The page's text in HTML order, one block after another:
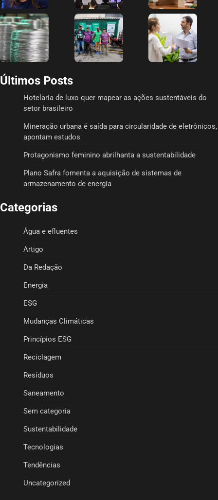
Últimos Posts
Hotelaria de luxo quer mapear as ações sustentáveis do
setor brasileiro
Mineração urbana é saída para circularidade de eletrônicos,
apontam estudos
Protagonismo feminino abrilhanta a sustentabilidade
Plano Safra fomenta a aquisição de sistemas de
armazenamento de energia
Categorias
Água e efluentes
Artigo
Da Redação
Energia
ESG
Mudanças Climáticas
Princípios ESG
Reciclagem
Resíduos
Saneamento
Sem categoria
Sustentabilidade
Tecnologias
Tendências
Uncategorized